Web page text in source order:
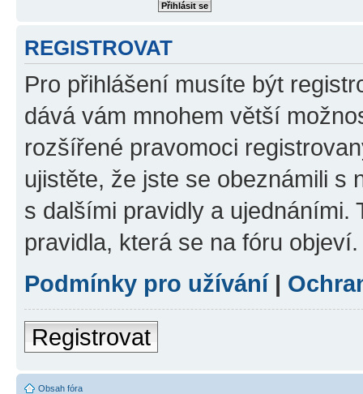
REGISTROVAT
Pro přihlášení musíte být
dává vám mnohem větší
rozšířené pravomoci
ujistěte, že jste se obeznámili s
s dalšími pravidly a ujednáními.
pravidla, která se na fóru objeví.
Podmínky pro užívání|
Registrovat
Obsah fóra